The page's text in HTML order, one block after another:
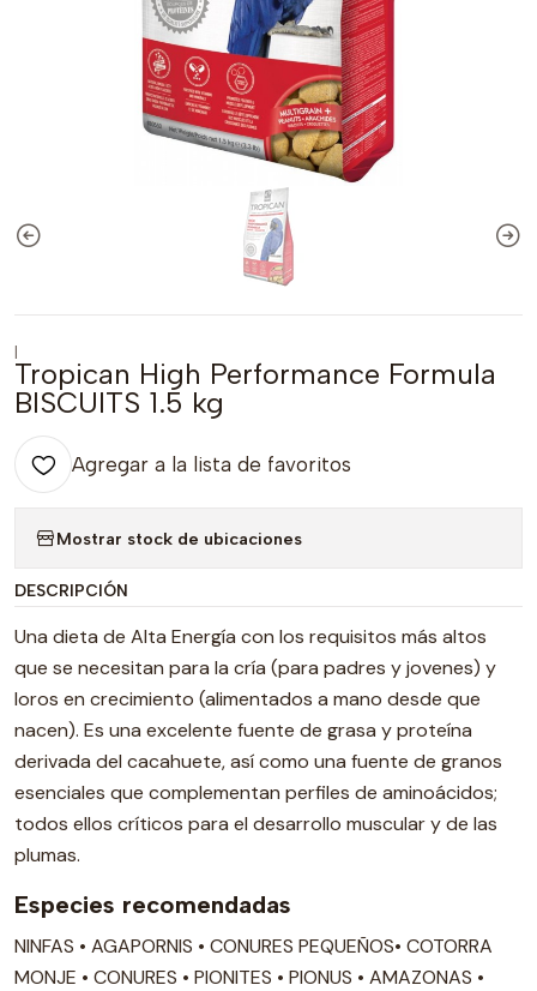
|
Tropican High Performance Formula
BISCUITS 1.5 kg
Agregar a la lista de favoritos
Mostrar stock de ubicaciones
DESCRIPCIÓN
Una dieta de Alta Energía con los requisitos más altos
que se necesitan para la cría (para padres y jovenes) y
loros en crecimiento (alimentados a mano desde que
nacen). Es una excelente fuente de grasa y proteína
derivada del cacahuete, así como una fuente de granos
esenciales que complementan perfiles de aminoácidos;
todos ellos críticos para el desarrollo muscular y de las
plumas.
Especies recomendadas
NINFAS • AGAPORNIS • CONURES PEQUEÑOS• COTORRA
MONJE • CONURES • PIONITES • PIONUS • AMAZONAS •